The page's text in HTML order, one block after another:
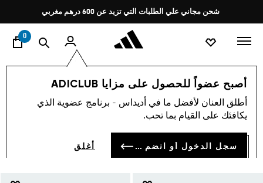
Pause
promotion
rotation
شحن مجاني علي الطلبات التي تزيد عن 600 درهم مغربي
0
أصبح عضواً للحصول على مزايا ADICLUB
أطلق العنان لأفضل ما في أديداس - برنامج عضوية الذي
يكافئك على القيام بما تحب.
سجل الدخول أو انضم الآن أغلق
اسلوب حياة العلامات التجارية أوريجينالز
أصول · ملحقات (65)